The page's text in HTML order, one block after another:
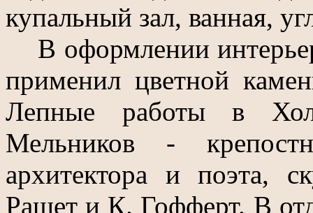
купальный зал, ванная,
В оформлении
применил цветной
Лепные работы в
Мельников -
архитектора и поэта,
Рашет и К. Гофферт. В